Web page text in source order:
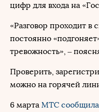
цифр для входа на
«Разговор проходит в
постоянно
тревожность», –
Проверить,
можно на горячей
6 марта МТС сообщила